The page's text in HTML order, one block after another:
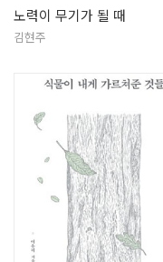
노력이 무기가 될 때
김현주